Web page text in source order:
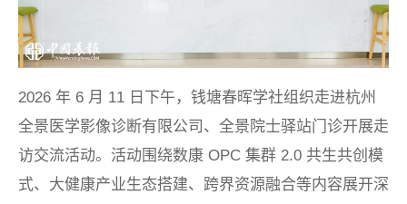
2026 年 6 月 11 日下午，钱塘春晖学社组织走进杭州
全景医学影像诊断有限公司、全景院士驿站门诊开展走
访交流活动。活动围绕数康 OPC 集群 2.0 共生共创模
式、大健康产业生态搭建、跨界资源融合等内容展开深